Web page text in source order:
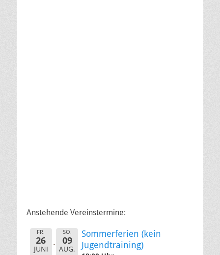
Anstehende Vereinstermine:
FR.
26
JUNI
SO.
09
AUG.
Sommerferien (kein
Jugendtraining)